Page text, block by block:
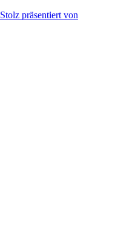
Stolz präsentiert von